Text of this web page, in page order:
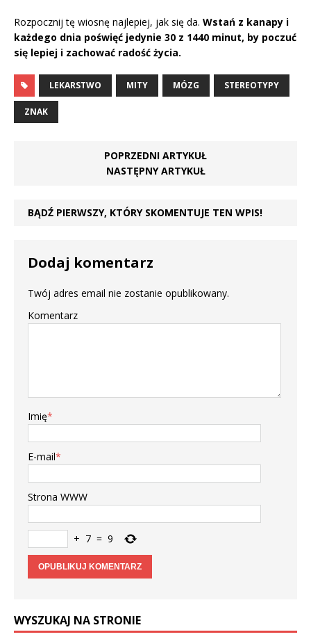
Rozpocznij tę wiosnę najlepiej, jak się da. Wstań z kanapy i
każdego dnia poświęć jedynie 30 z 1440 minut, by poczuć
się lepiej i zachować radość życia.
LEKARSTWO MITY MÓZG STEREOTYPY
ZNAK
POPRZEDNI ARTYKUŁ
NASTĘPNY ARTYKUŁ
BĄDŹ PIERWSZY, KTÓRY SKOMENTUJE TEN WPIS!
Dodaj komentarz
Twój adres email nie zostanie opublikowany.
Komentarz
Imię*
E-mail*
Strona WWW
+ 7 = 9
WYSZUKAJ NA STRONIE